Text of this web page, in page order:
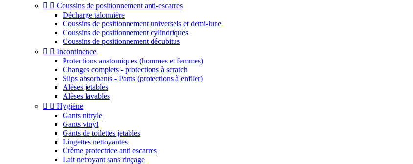
  Coussins de positionnement anti-escarres
Décharge talonnière
Coussins de positionnement universels et demi-lune
Coussins de positionnement cylindriques
Coussins de positionnement décubitus
  Incontinence
Protections anatomiques (hommes et femmes)
Changes complets - protections à scratch
Slips absorbants - Pants (protections à enfiler)
Alèses jetables
Alèses lavables
  Hygiène
Gants nitryle
Gants vinyl
Gants de toilettes jetables
Lingettes nettoyantes
Crème protectrice anti escarres
Lait nettoyant sans rinçage